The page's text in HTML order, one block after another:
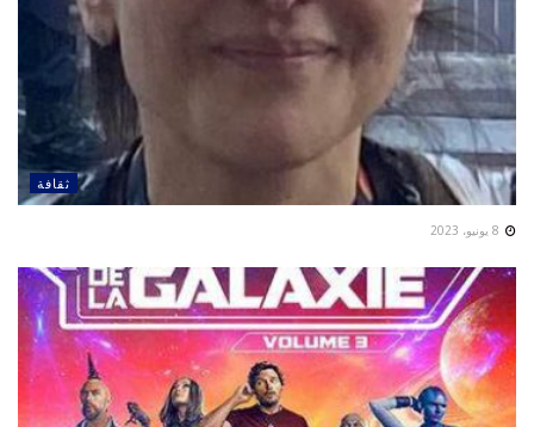
ثقافة